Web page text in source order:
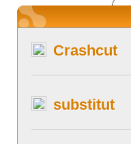
Crashcut
substitut